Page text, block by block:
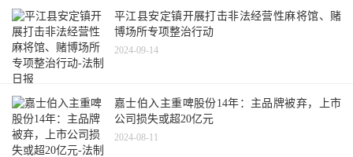
平江县安定镇开展打击非法经营性麻将馆、赌
博场所专项整治行动
2024-09-14
嘉士伯入主重啤股份14年：主品牌被弃，上市
公司损失或超20亿元
2024-08-11